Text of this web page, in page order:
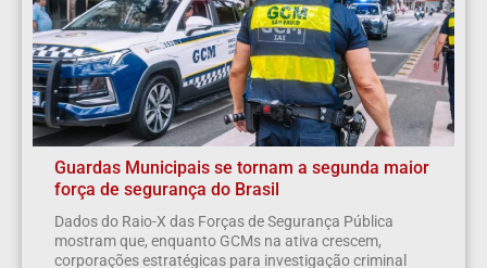
Guardas Municipais se tornam a segunda maior
força de segurança do Brasil
Dados do Raio-X das Forças de Segurança Pública
mostram que, enquanto GCMs na ativa crescem,
corporações estratégicas para investigação criminal